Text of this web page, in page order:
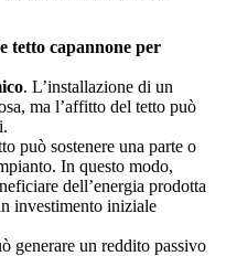
tetto capannone per
. L’installazione di un
ma l’affitto del tetto può
può sostenere una parte o
In questo modo,
dell’energia prodotta
investimento iniziale
generare un reddito passivo